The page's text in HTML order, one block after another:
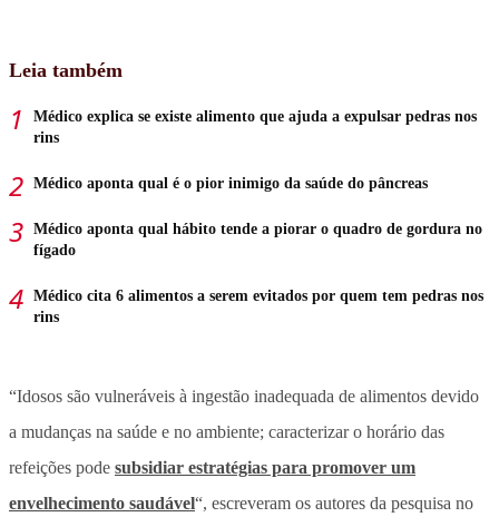
Leia também
Médico explica se existe alimento que ajuda a expulsar pedras nos
rins
Médico aponta qual é o pior inimigo da saúde do pâncreas
Médico aponta qual hábito tende a piorar o quadro de gordura no
fígado
Médico cita 6 alimentos a serem evitados por quem tem pedras nos
rins
“Idosos são vulneráveis à ingestão inadequada de alimentos devido
a mudanças na saúde e no ambiente; caracterizar o horário das
refeições pode subsidiar estratégias para promover um
envelhecimento saudável“, escreveram os autores da pesquisa no